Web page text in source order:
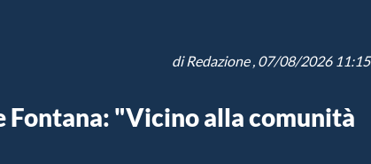
diRedazione, 07/08/2026 11:15
Fontana: "Vicino alla comunità